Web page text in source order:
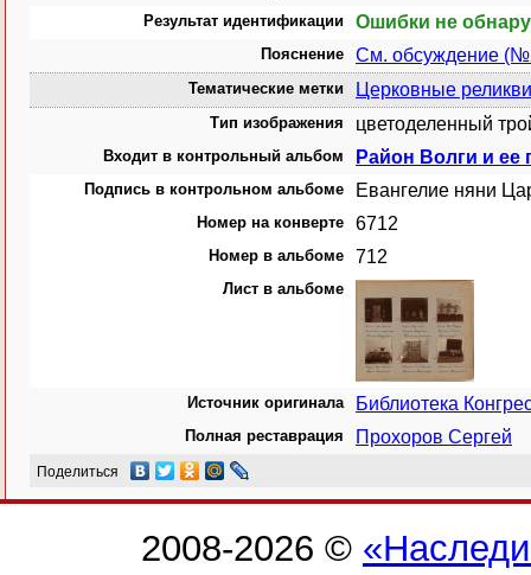
Результат идентификации Ошибки не
Пояснение См. обсуждение
Тематические метки Церковные
Тип изображения цветоделенный
Входит в контрольный альбом Район Волги и ее
Подпись в контрольном альбоме Евангелие няни
Номер на конверте 6712
Номер в альбоме 712
Лист в альбоме
Источник оригинала Библиотека
Полная реставрация Прохоров Сергей
Поделиться
2008-2026 ©